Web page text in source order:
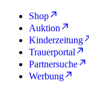
Shop
Auktion
Kinderzeitung
Trauerportal
Partnersuche
Werbung